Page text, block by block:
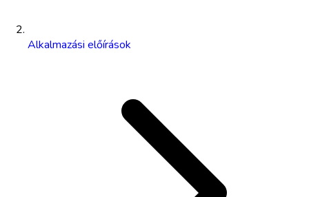
Alkalmazási előírások